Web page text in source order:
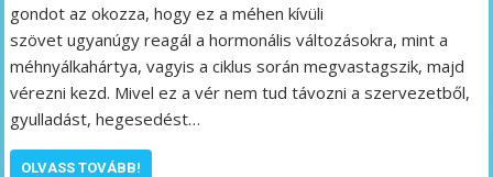
gondot az okozza, hogy ez a méhen kívüli
szövet ugyanúgy reagál a hormonális változásokra, mint a
méhnyálkahártya, vagyis a ciklus során megvastagszik, majd
vérezni kezd. Mivel ez a vér nem tud távozni a szervezetből,
gyulladást, hegesedést…
OLVASS TOVÁBB!